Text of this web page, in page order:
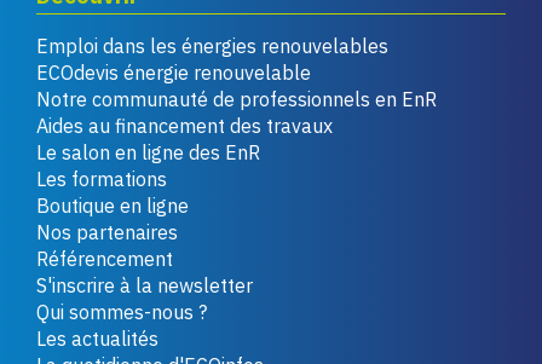
Emploi dans les énergies renouvelables
ECOdevis énergie renouvelable
Notre communauté de professionnels en EnR
Aides au financement des travaux
Le salon en ligne des EnR
Les formations
Boutique en ligne
Nos partenaires
Référencement
S'inscrire à la newsletter
Qui sommes-nous ?
Les actualités